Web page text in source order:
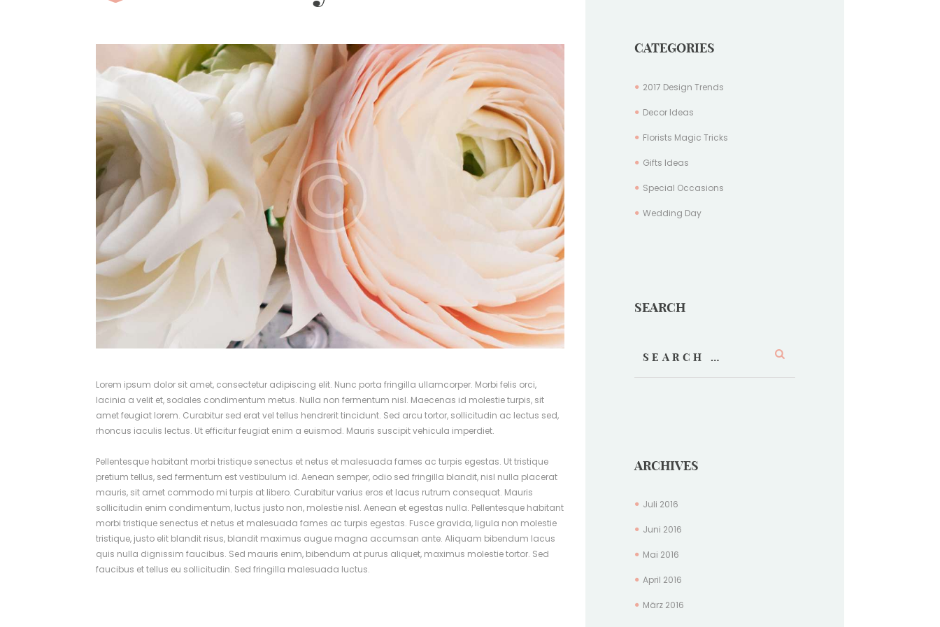
Lorem ipsum dolor sit amet, consectetur adipiscing elit. Nunc porta fringilla ullamcorper. Morbi felis orci,
lacinia a velit et, sodales condimentum metus. Nulla non fermentum nisl. Maecenas id molestie turpis, sit
amet feugiat lorem. Curabitur sed erat vel tellus hendrerit tincidunt. Sed arcu tortor, sollicitudin ac lectus sed,
rhoncus iaculis lectus. Ut efficitur feugiat enim a euismod. Mauris suscipit vehicula imperdiet.
Pellentesque habitant morbi tristique senectus et netus et malesuada fames ac turpis egestas. Ut tristique
pretium tellus, sed fermentum est vestibulum id. Aenean semper, odio sed fringilla blandit, nisl nulla placerat
mauris, sit amet commodo mi turpis at libero. Curabitur varius eros et lacus rutrum consequat. Mauris
sollicitudin enim condimentum, luctus justo non, molestie nisl. Aenean et egestas nulla. Pellentesque habitant
morbi tristique senectus et netus et malesuada fames ac turpis egestas. Fusce gravida, ligula non molestie
tristique, justo elit blandit risus, blandit maximus augue magna accumsan ante. Aliquam bibendum lacus
quis nulla dignissim faucibus. Sed mauris enim, bibendum at purus aliquet, maximus molestie tortor. Sed
faucibus et tellus eu sollicitudin. Sed fringilla malesuada luctus.
CATEGORIES
2017 Design Trends
Decor Ideas
Florists Magic Tricks
Gifts Ideas
Special Occasions
Wedding Day
SEARCH
ARCHIVES
Juli 2016
Juni 2016
Mai 2016
April 2016
März 2016